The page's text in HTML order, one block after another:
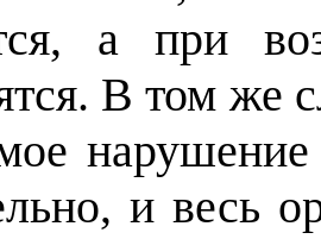
а при
В том же
и весь